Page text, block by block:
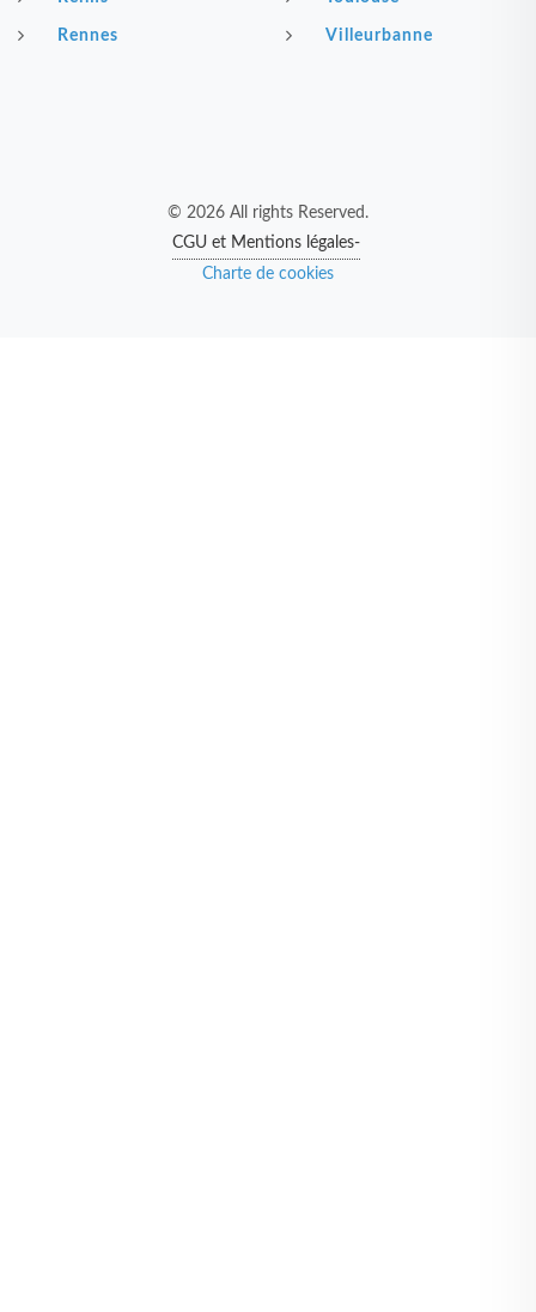
Rennes Villeurbanne
© 2026 All rights Reserved.
CGU et Mentions légales-
Charte de cookies